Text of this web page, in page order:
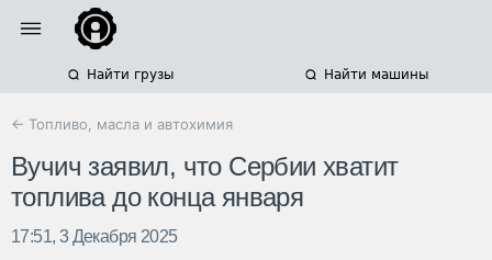
Найти грузы Найти машины
← Топливо, масла и автохимия
Вучич заявил, что Сербии хватит
топлива до конца января
17:51, 3 Декабря 2025